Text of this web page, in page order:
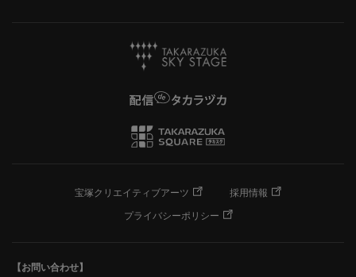
宝塚クリエイティブアーツ
採用情報
プライバシーポリシー
【お問い合わせ】